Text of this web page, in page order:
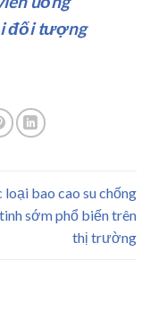
đối tượng
loại bao cao su chống
sớm phổ biến trên
thị trường